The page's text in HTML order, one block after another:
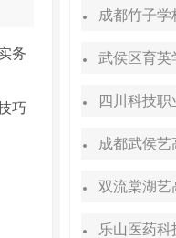
务
巧
成都竹子学校怎
武侯区育英学校
四川科技职业学院中
成都武侯艺高学
双流棠湖艺高
乐山医药科技学校